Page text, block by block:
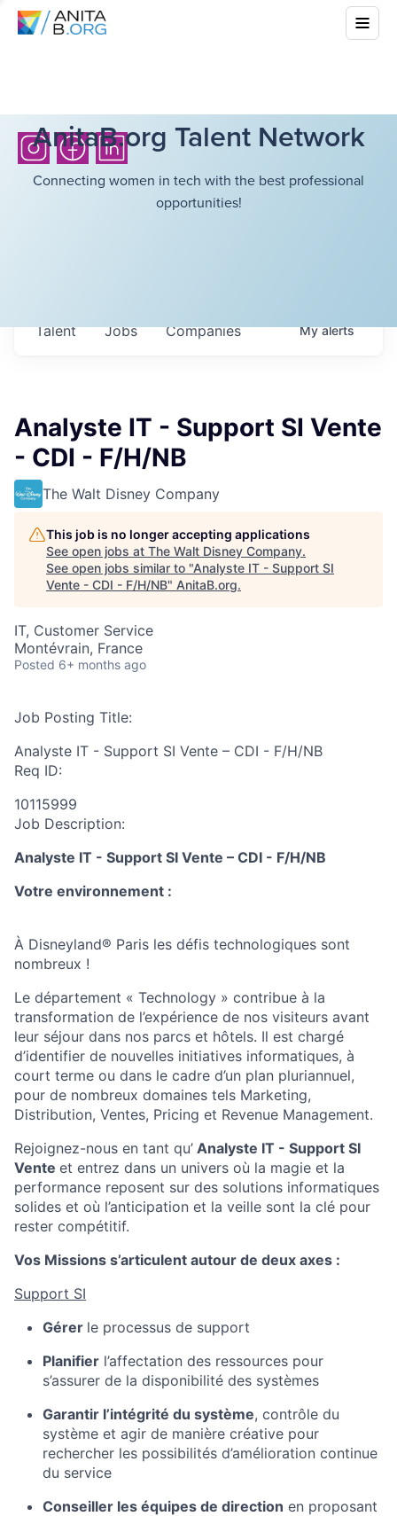
AnitaB.org Talent Network
Connecting women in tech with the best professional
opportunities!
Jobs Companies
Talent Myalerts
Analyste IT - Support SI Vente
- CDI - F/H/NB
The Walt Disney Company
This job is no longer accepting applications
See open jobs at The Walt Disney Company.
See open jobs similar to "Analyste IT - Support SI
Vente - CDI - F/H/NB" AnitaB.org.
IT, Customer Service
Montévrain, France
Posted 6+ months ago
Job Posting Title:
Analyste IT - Support SI Vente – CDI - F/H/NB
Req ID:
10115999
Job Description:
Analyste IT - Support SI Vente – CDI - F/H/NB
Votre environnement :
À Disneyland® Paris les défis technologiques sont
nombreux !
Le département « Technology » contribue à la
transformation de l’expérience de nos visiteurs avant
leur séjour dans nos parcs et hôtels. Il est chargé
d’identifier de nouvelles initiatives informatiques, à
court terme ou dans le cadre d’un plan pluriannuel,
pour de nombreux domaines tels Marketing,
Distribution, Ventes, Pricing et Revenue Management.
Rejoignez-nous en tant qu’ Analyste IT - Support SI
Vente et entrez dans un univers où la magie et la
performance reposent sur des solutions informatiques
solides et où l’anticipation et la veille sont la clé pour
rester compétitif.
Vos Missions s’articulent autour de deux axes :
Support SI
Gérer le processus de support
Planifier l’affectation des ressources pour
s’assurer de la disponibilité des systèmes
Garantir l’intégrité du système, contrôle du
système et agir de manière créative pour
rechercher les possibilités d’amélioration continue
du service
Conseiller les équipes de direction en proposant